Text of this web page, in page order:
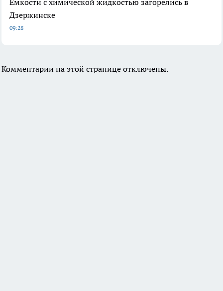
Емкости с химической жидкостью загорелись в
Дзержинске
09:28
Комментарии на этой странице отключены.